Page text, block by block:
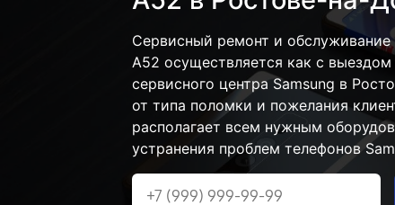
Сервисный ремонт и обслуживание
A52 осуществляется как с
сервисного центра Samsung в
от типа поломки и пожелания
располагает всем нужным
устранения проблем телефонов